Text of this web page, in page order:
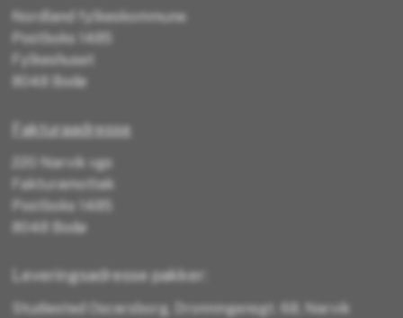
Nordland fylkeskommune
Postboks 1485
Fylkeshuset
8048 Bodø
Fakturaadresse
220 Narvik vgs
Fakturamottak
Postboks 1485
8048 Bodø
Leveringsadresse pakker:
Studiested Oscarsborg, Dronningensgt. 68, Narvik